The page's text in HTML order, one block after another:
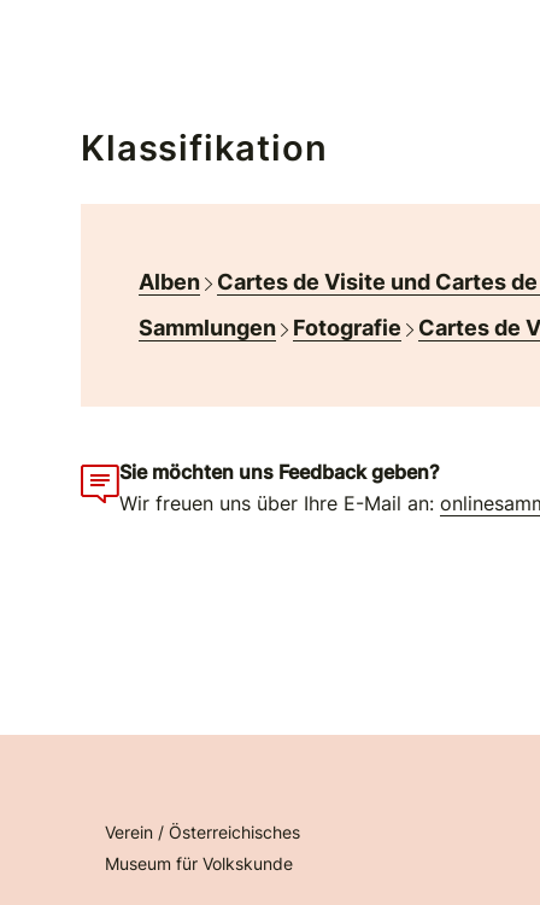
Klassifikation
Alben
Cartes de Visite und Cartes
Sammlungen
Fotografie Cartes de
Sie möchten uns Feedback geben?
Wir freuen uns über Ihre E-Mail an:
Verein / Österreichisches
Museum für Volkskunde